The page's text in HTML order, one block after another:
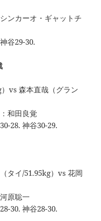
ンカーオ・ギャットチ
谷29-30.
vs 森本直哉（グラン
和田良覚
28. 神谷30-29.
タイ/51.95kg）vs 花岡
原聡一
30. 神谷28-30.